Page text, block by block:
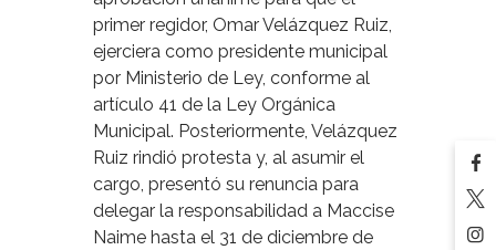
primer regidor, Omar Velázquez Ruiz,
ejerciera como presidente municipal
por Ministerio de Ley, conforme al
artículo 41 de la Ley Orgánica
Municipal. Posteriormente, Velázquez
Ruiz rindió protesta y, al asumir el
cargo, presentó su renuncia para
delegar la responsabilidad a Maccise
Naime hasta el 31 de diciembre de